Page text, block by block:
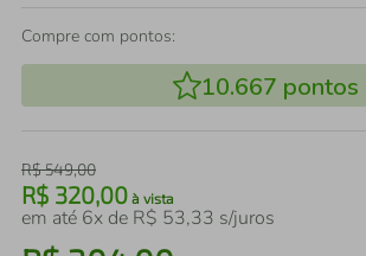
Compre com pontos:
10.667 pontos
R$549,00
R$ 320,00 à vista
em até 6x de R$ 53,33 s/juros